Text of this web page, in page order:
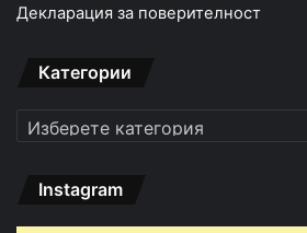
Декларация за поверителност
Категории
Категории
Instagram